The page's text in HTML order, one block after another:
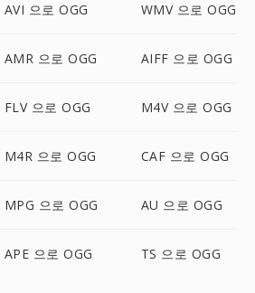
AVI 으로 OGG WMV 으로 OGG
AMR 으로 OGG AIFF 으로 OGG
FLV 으로 OGG M4V 으로 OGG
M4R 으로 OGG CAF 으로 OGG
MPG 으로 OGG AU 으로 OGG
APE 으로 OGG TS 으로 OGG